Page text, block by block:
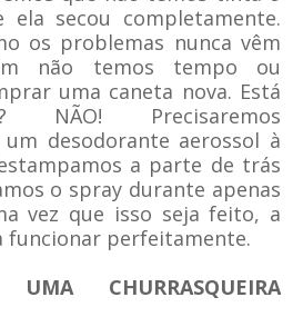
ela secou completamente.
os problemas nunca vêm
não temos tempo ou
uma caneta nova. Está
NÃO! Precisaremos
desodorante aerossol à
a parte de trás
o spray durante apenas
vez que isso seja feito, a
funcionar perfeitamente.
CHURRASQUEIRA